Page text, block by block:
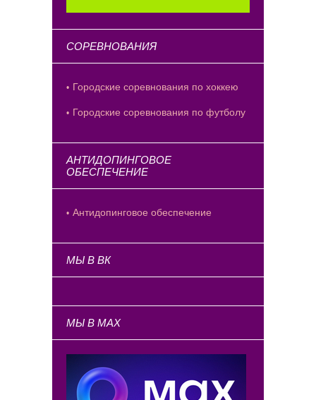
СОРЕВНОВАНИЯ
Городские соревнования по хоккею
Городские соревнования по футболу
АНТИДОПИНГОВОЕ
ОБЕСПЕЧЕНИЕ
Антидопинговое обеспечение
МЫ В ВК
МЫ В MAX